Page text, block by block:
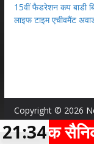
15वीं फैडरेशन कप बाडी
लाइफ टाइम एचीवमैंट
Copyright © 2026
andWordPress.
सैनिक से
21:34